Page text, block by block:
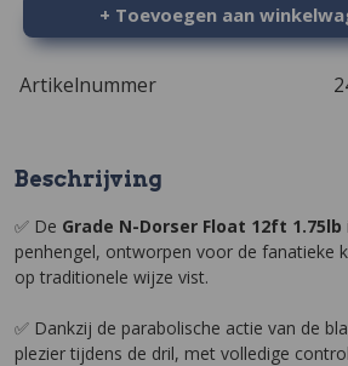
+ Toevoegen aan
Artikelnummer
Beschrijving
✅ De Grade N-Dorser Float 12ft 1.75lb
penhengel, ontworpen voor de fanatieke
op traditionele wijze vist.
✅ Dankzij de parabolische actie van de
plezier tijdens de dril, met volledige